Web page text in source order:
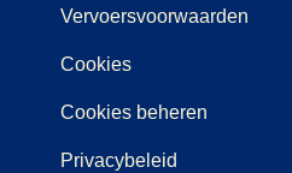
Vervoersvoorwaarden
Cookies
Cookies beheren
Privacybeleid